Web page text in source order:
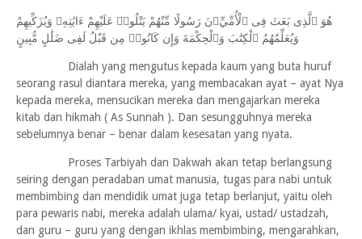
هُوَ ٱلَّذِى بَعَثَ فِى ٱلْأُمِّيِّۦنَ رَسُولًا مِّنْهُمْ يَتْلُوا۟ عَلَيْهِمْ ءَايَٰتِهِۦ وَيُزَكِّيهِمْ
وَيُعَلِّمُهُمُ ٱلْكِتَٰبَ وَٱلْحِكْمَةَ وَإِن كَانُوا۟ مِن قَبْلُ لَفِى ضَلَٰلٍ مُّبِينٍ
Dialah yang mengutus kepada kaum yang buta huruf
seorang rasul diantara mereka, yang membacakan ayat – ayat Nya
kepada mereka, mensucikan mereka dan mengajarkan mereka
kitab dan hikmah ( As Sunnah ). Dan sesungguhnya mereka
sebelumnya benar – benar dalam kesesatan yang nyata.
Proses Tarbiyah dan Dakwah akan tetap berlangsung
seiring dengan peradaban umat manusia, tugas para nabi untuk
membimbing dan mendidik umat juga tetap berlanjut, yaitu oleh
para pewaris nabi, mereka adalah ulama/ kyai, ustad/ ustadzah,
dan guru – guru yang dengan ikhlas membimbing, mengarahkan,